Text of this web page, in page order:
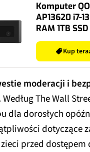
Komputer
AP13620 i7-
RAM 1TB
Windows 11
Kup
moderacji i
Według The Wall
dla dorosłych
dotyczące
przed dostępem